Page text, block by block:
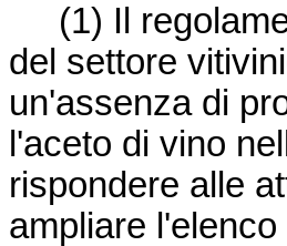
(1) Il
del settore
un'assenza di
l'aceto di vino
rispondere alle
ampliare